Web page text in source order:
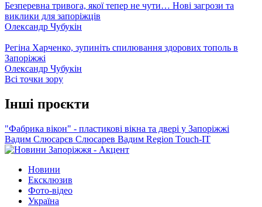
Безперевна тривога, якої тепер не чути… Нові загрози та
виклики для запоріжців
Олександр Чубукін
Регіна Харченко, зупиніть спилювання здорових тополь в
Запоріжжі
Олександр Чубукін
Всі точки зору
Інші проєкти
"Фабрика вікон" - пластикові вікна та двері у Запоріжжі
Вадим Слюсарєв Слюсарев Вадим Region Touch-IT
Новини
Ексклюзив
Фото-відео
Україна